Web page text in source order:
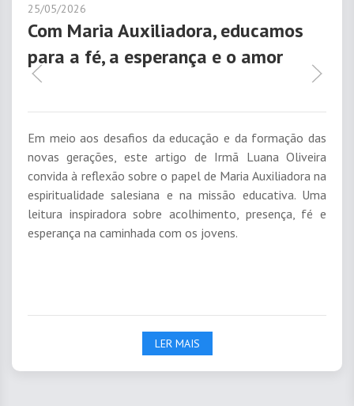
25/05/2026
Com Maria Auxiliadora, educamos
para a fé, a esperança e o amor
Em meio aos desafios da educação e da formação das
novas gerações, este artigo de Irmã Luana Oliveira
convida à reflexão sobre o papel de Maria Auxiliadora na
espiritualidade salesiana e na missão educativa. Uma
leitura inspiradora sobre acolhimento, presença, fé e
esperança na caminhada com os jovens.
LER MAIS